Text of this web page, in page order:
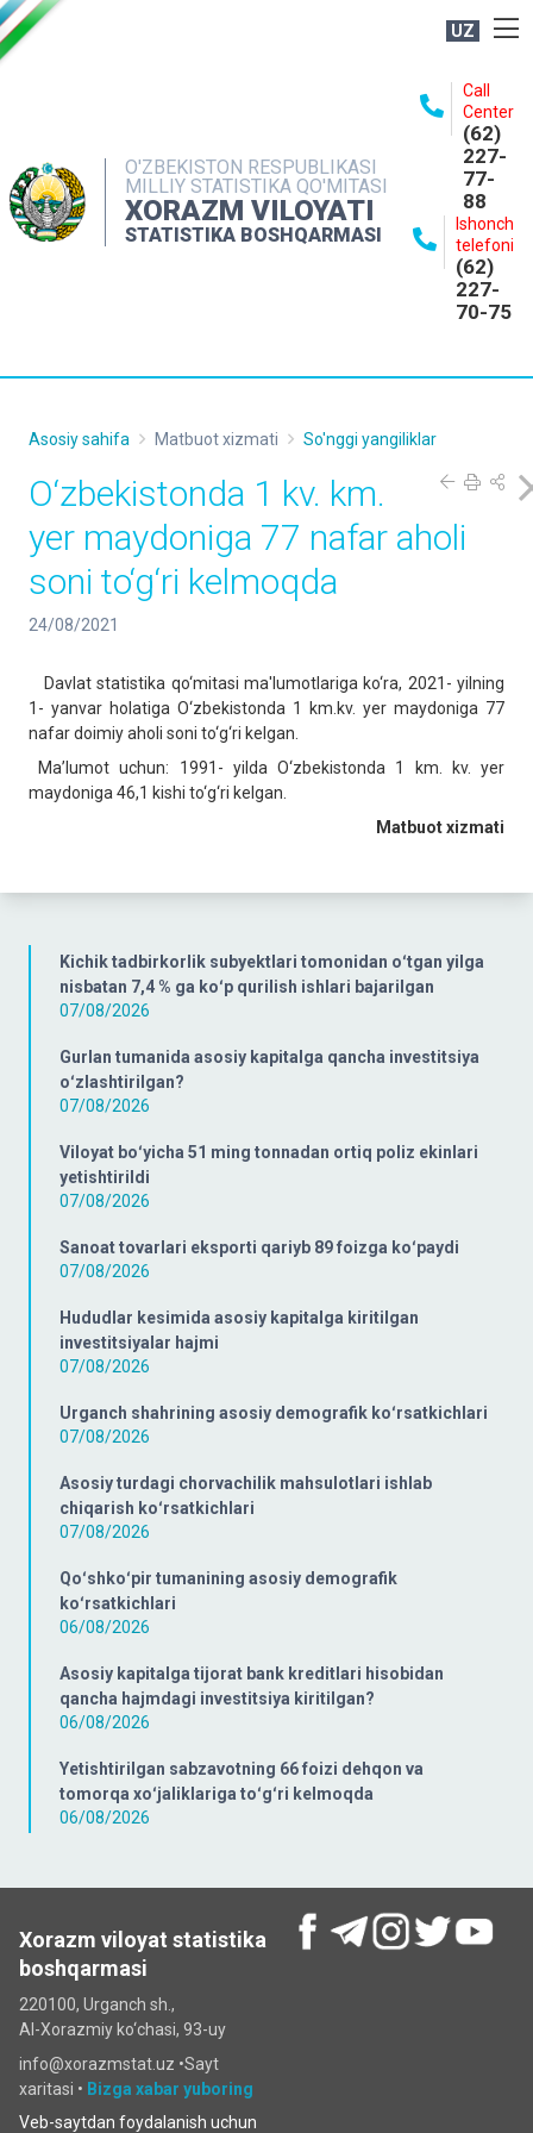
UZ
O'ZBEKISTON RESPUBLIKASI
MILLIY STATISTIKA QO'MITASI
XORAZM VILOYATI
STATISTIKA BOSHQARMASI
Call
Center
(62)
227-
77-
88
Ishonch
telefoni
(62)
227-
70-75
NASHRLAR
INTERAKTIV XIZMATLAR
MATBUOT XIZMATI
Kichik tadbirkorlik subyektlari tomonidan oʻtgan yilga
nisbatan 7,4 % ga koʻp qurilish ishlari bajarilgan
07/08/2026
Gurlan tumanida asosiy kapitalga qancha investitsiya
oʻzlashtirilgan?
07/08/2026
Viloyat boʻyicha 51 ming tonnadan ortiq poliz ekinlari
yetishtirildi
07/08/2026
Sanoat tovarlari eksporti qariyb 89 foizga koʻpaydi
07/08/2026
Hududlar kesimida asosiy kapitalga kiritilgan
investitsiyalar hajmi
07/08/2026
Urganch shahrining asosiy demografik koʻrsatkichlari
07/08/2026
Asosiy turdagi chorvachilik mahsulotlari ishlab
chiqarish koʻrsatkichlari
07/08/2026
Qoʻshkoʻpir tumanining asosiy demografik
koʻrsatkichlari
06/08/2026
Asosiy kapitalga tijorat bank kreditlari hisobidan
qancha hajmdagi investitsiya kiritilgan?
06/08/2026
Yetishtirilgan sabzavotning 66 foizi dehqon va
tomorqa xoʻjaliklariga toʻgʻri kelmoqda
06/08/2026
Asosiy sahifa Matbuot xizmati So'nggi yangiliklar
O‘zbekistonda 1 kv. km.
yer maydoniga 77 nafar aholi
soni to‘g‘ri kelmoqda
24/08/2021
Davlat statistika qo‘mitasi ma'lumotlariga ko‘ra, 2021- yilning
1- yanvar holatiga O‘zbekistonda 1 km.kv. yer maydoniga 77
nafar doimiy aholi soni to‘g‘ri kelgan.
Ma’lumot uchun: 1991- yilda O‘zbekistonda 1 km. kv. yer
maydoniga 46,1 kishi to‘g‘ri kelgan.
Matbuotxizmati
Xorazm viloyat statistika
boshqarmasi
220100, Urganch sh.,
Al-Xorazmiy ko‘chаsi, 93-uy
info@xorazmstat.uz •Sayt
xaritasi • Bizga xabar yuboring
Veb-saytdan foydalanish uchun